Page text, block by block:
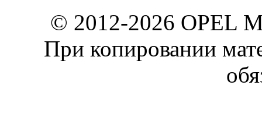
© 2012-2026 OPEL
При копировании